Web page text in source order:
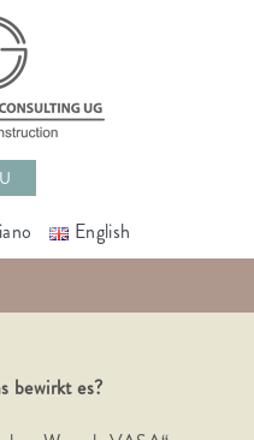
English
bewirkt es?